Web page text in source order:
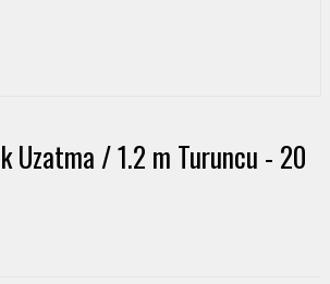
Uzatma / 1.2 m Turuncu - 20